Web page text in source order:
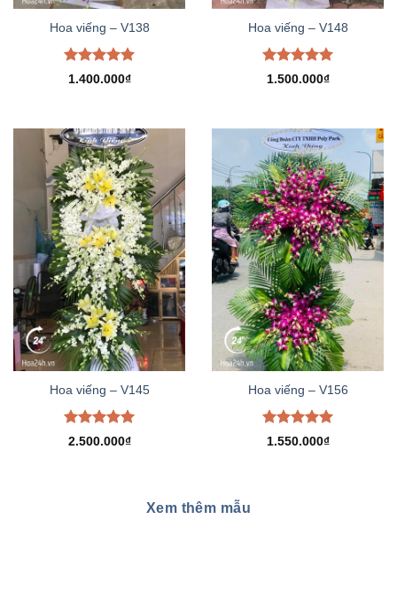
Hoa viếng – V138
Được xếp
1.400.000₫
Hoa viếng – V148
Được xếp
1.500.000₫
Hoa viếng – V145
Được xếp
2.500.000₫
Hoa viếng – V156
Được xếp
1.550.000₫
Xem thêm mẫu